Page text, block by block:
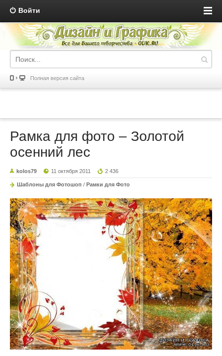
Войти
Полная версия сайта
Рамка для фото – Золотой
осенний лес
kolos79 11 октября 2011 2 436
Шаблоны для Фотошоп / Рамки для Фото